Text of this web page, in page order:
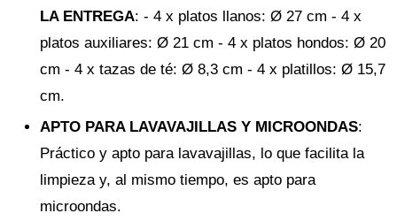
LA ENTREGA: - 4 x platos llanos: Ø 27 cm - 4 x
platos auxiliares: Ø 21 cm - 4 x platos hondos: Ø 20
cm - 4 x tazas de té: Ø 8,3 cm - 4 x platillos: Ø 15,7
cm.
APTO PARA LAVAVAJILLAS Y MICROONDAS:
Práctico y apto para lavavajillas, lo que facilita la
limpieza y, al mismo tiempo, es apto para
microondas.